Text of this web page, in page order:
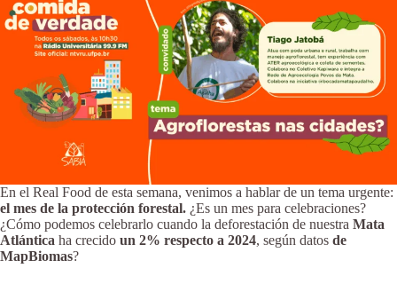
En el Real Food de esta semana, venimos a hablar de un tema urgente:
el mes de la protección forestal. ¿Es un mes para celebraciones?
¿Cómo podemos celebrarlo cuando la deforestación de nuestra Mata
Atlántica ha crecido un 2% respecto a 2024, según datos de
MapBiomas?